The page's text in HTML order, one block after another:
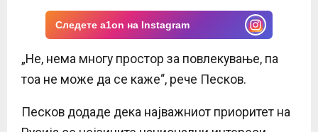
Следете a1on на Instagram
„Не, нема многу простор за повлекување, па
тоа не може да се каже“, рече Песков.
Песков додаде дека најважниот приоритет на